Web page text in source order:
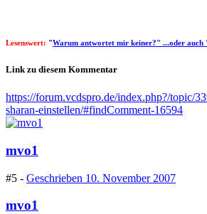
Lesenswert: "Warum antwortet mir keiner?" ...oder auch
Link zu diesem Kommentar
https://forum.vcdspro.de/index.php?/topic/
sharan-einstellen/#findComment-16594
mvo1
#5 - Geschrieben 10. November 2007
mvo1